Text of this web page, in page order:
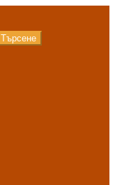
Търсене